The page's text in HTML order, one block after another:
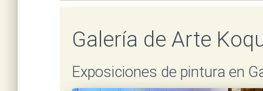
Galería de Arte
Exposiciones de pintura en